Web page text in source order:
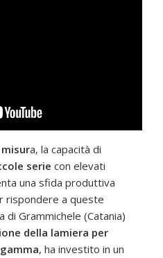
a, la capacità di
serie con elevati
una sfida produttiva
rispondere a queste
di Grammichele (Catania)
della lamiera per
, ha investito in un